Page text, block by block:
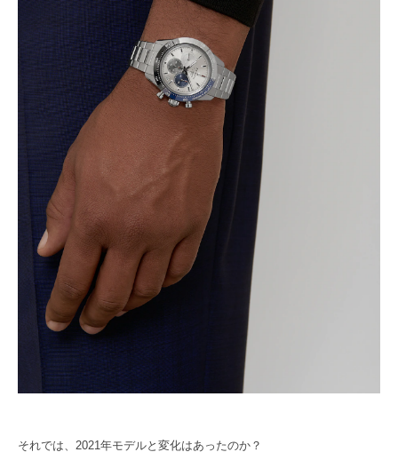
それでは、2021年モデルと変化はあったのか？